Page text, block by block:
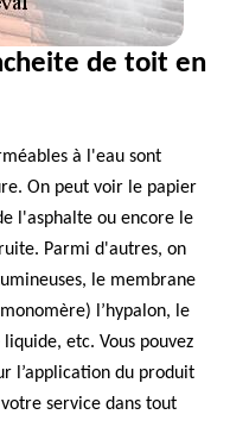
de toit en
à l'eau sont
On peut voir le papier
l'asphalte ou encore le
Parmi d'autres, on
le membrane
l’hypalon, le
etc. Vous pouvez
l’application du produit
service dans tout